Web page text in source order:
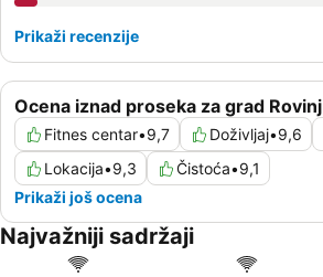
Ocena iznad proseka za grad Rovinj
Fitnes centar•9,7 Doživljaj•9,6
Lokacija•9,3 Čistoća•9,1
Prikaži još ocena
Prikaži recenzije
Najvažniji sadržaji